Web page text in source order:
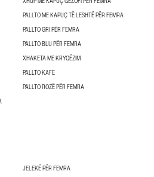
PALLTO ME KAPUÇ TË LESHTË PËR FEMRA
PALLTO GRI PËR FEMRA
PALLTO BLU PËR FEMRA
XHAKETA ME KRYQËZIM
PALLTO KAFE
PALLTO ROZË PËR FEMRA
JELEKË PËR FEMRA